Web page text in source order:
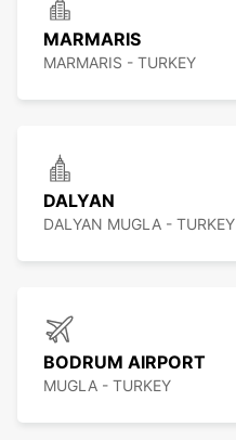
MARMARIS
MARMARIS - TURKEY
DALYAN
DALYAN MUGLA - TURKEY
BODRUM AIRPORT
MUGLA - TURKEY